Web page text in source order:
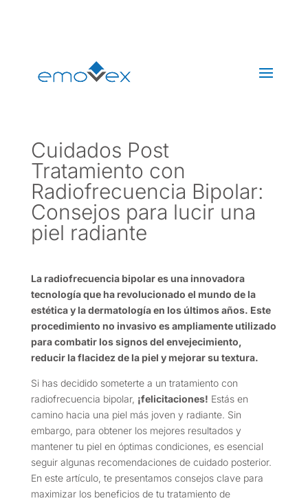
Cuidados Post
Tratamiento con
Radiofrecuencia Bipolar:
Consejos para lucir una
piel radiante
La radiofrecuencia bipolar es una innovadora
tecnología que ha revolucionado el mundo de la
estética y la dermatología en los últimos años. Este
procedimiento no invasivo es ampliamente utilizado
para combatir los signos del envejecimiento,
reducir la flacidez de la piel y mejorar su textura.
Si has decidido someterte a un tratamiento con
radiofrecuencia bipolar, ¡felicitaciones! Estás en
camino hacia una piel más joven y radiante. Sin
embargo, para obtener los mejores resultados y
mantener tu piel en óptimas condiciones, es esencial
seguir algunas recomendaciones de cuidado posterior.
En este artículo, te presentamos consejos clave para
maximizar los beneficios de tu tratamiento de